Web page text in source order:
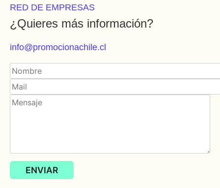
RED DE EMPRESAS
¿Quieres más información?
info@promocionachile.cl